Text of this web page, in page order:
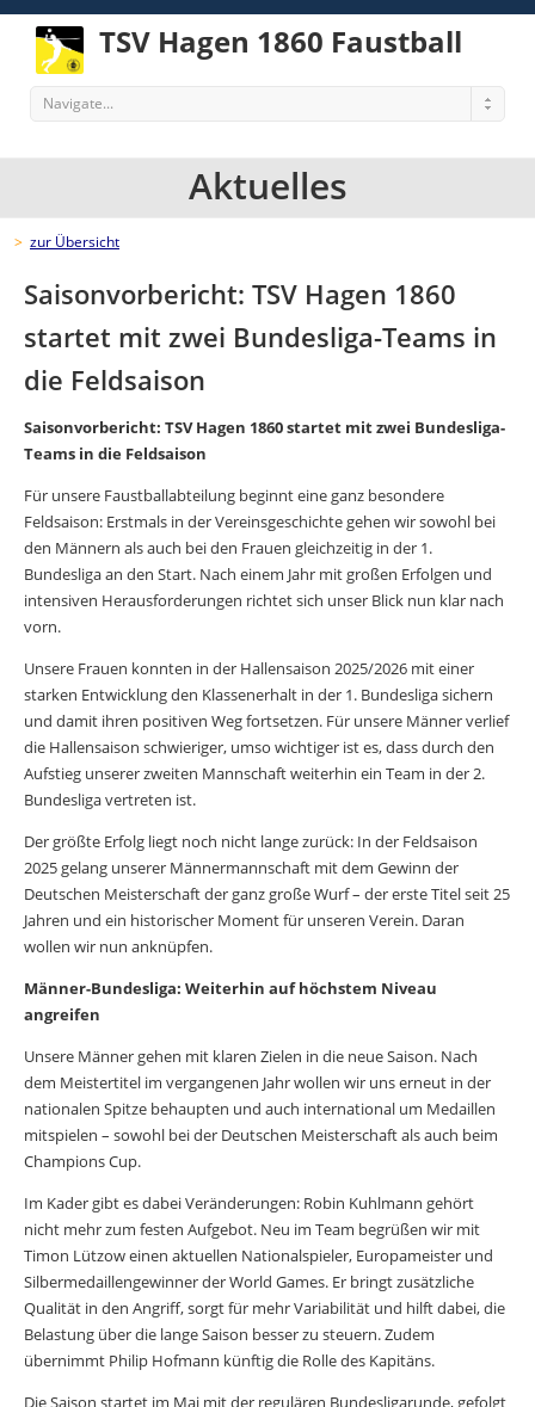
TSV Hagen 1860 Faustball
Navigate...
Aktuelles
> zur Übersicht
Saisonvorbericht: TSV Hagen 1860
startet mit zwei Bundesliga-Teams in
die Feldsaison
Saisonvorbericht: TSV Hagen 1860 startet mit zwei Bundesliga-
Teams in die Feldsaison
Für unsere Faustballabteilung beginnt eine ganz besondere
Feldsaison: Erstmals in der Vereinsgeschichte gehen wir sowohl bei
den Männern als auch bei den Frauen gleichzeitig in der 1.
Bundesliga an den Start. Nach einem Jahr mit großen Erfolgen und
intensiven Herausforderungen richtet sich unser Blick nun klar nach
vorn.
Unsere Frauen konnten in der Hallensaison 2025/2026 mit einer
starken Entwicklung den Klassenerhalt in der 1. Bundesliga sichern
und damit ihren positiven Weg fortsetzen. Für unsere Männer verlief
die Hallensaison schwieriger, umso wichtiger ist es, dass durch den
Aufstieg unserer zweiten Mannschaft weiterhin ein Team in der 2.
Bundesliga vertreten ist.
Der größte Erfolg liegt noch nicht lange zurück: In der Feldsaison
2025 gelang unserer Männermannschaft mit dem Gewinn der
Deutschen Meisterschaft der ganz große Wurf – der erste Titel seit 25
Jahren und ein historischer Moment für unseren Verein. Daran
wollen wir nun anknüpfen.
Männer-Bundesliga: Weiterhin auf höchstem Niveau
angreifen
Unsere Männer gehen mit klaren Zielen in die neue Saison. Nach
dem Meistertitel im vergangenen Jahr wollen wir uns erneut in der
nationalen Spitze behaupten und auch international um Medaillen
mitspielen – sowohl bei der Deutschen Meisterschaft als auch beim
Champions Cup.
Im Kader gibt es dabei Veränderungen: Robin Kuhlmann gehört
nicht mehr zum festen Aufgebot. Neu im Team begrüßen wir mit
Timon Lützow einen aktuellen Nationalspieler, Europameister und
Silbermedaillengewinner der World Games. Er bringt zusätzliche
Qualität in den Angriff, sorgt für mehr Variabilität und hilft dabei, die
Belastung über die lange Saison besser zu steuern. Zudem
übernimmt Philip Hofmann künftig die Rolle des Kapitäns.
Die Saison startet im Mai mit der regulären Bundesligarunde, gefolgt